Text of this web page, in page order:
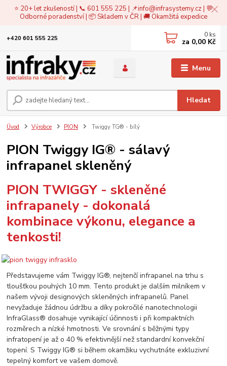
⭐ 20+ let zkušeností | 📞 601 555 225 | 📌info@infrasystemy.cz| 💬
Odborné poradenství | 📦 Skladem v ČR | 🚚 Okamžitá expedice
Menu
Hledat
+420 601 555 225 0 ks
za 0,00 Kč
Úvod Výrobce PION Twiggy TG® - bílý
PION Twiggy IG® - sálavý
infrapanel skleněný
PION TWIGGY - skleněné
infrapanely - dokonalá
kombinace výkonu, elegance a
tenkosti!
Představujeme vám Twiggy IG®, nejtenčí infrapanel na trhu s
tloušťkou pouhých 10 mm. Tento produkt je dalším milníkem v
našem vývoji designových skleněných infrapanelů. Panel
nevyžaduje žádnou údržbu a díky pokročilé nanotechnologii
InfraGlass® dosahuje vynikající účinnosti i při kompaktních
rozměrech a nízké hmotnosti. Ve srovnání s běžnými typy
infratopení je až o 40 % efektivnější než standardní konvekční
topení. S Twiggy IG® si během okamžiku vychutnáte exkluzivní
tepelný komfort ve vašem domově.